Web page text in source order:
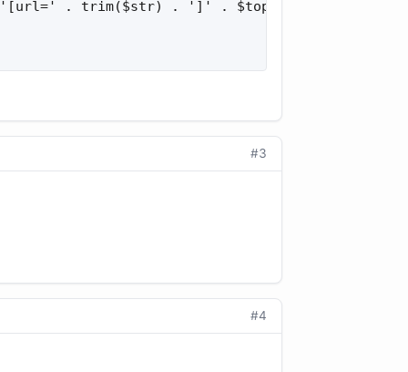
. trim($str) . ']' . $topic_title . '[/
#3
#4